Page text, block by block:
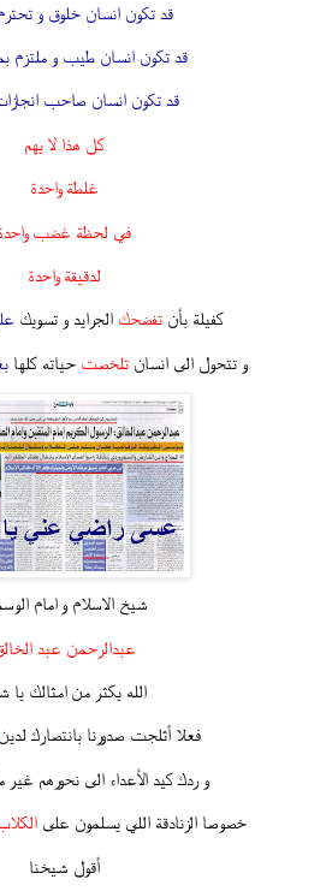
قد تكون انسان خلوق و
قد تكون انسان طيب و ملتزم
قد تكون انسان صاحب
كل هذا لا يهم
غلطة واحدة
في لحظة غضب
لدقيقة واحدة
كفيلة بأنتفضحك الجرايد و تسويك
و تتحول الى انسانتلخصت حياته كلها
شيخ الاسلام و امام
عبدالرحمن عبد
الله يكثر من امثالك يا
فعلا أثلجت صدورنا بانتصارك لدين
و ردك كيد الأعداء الى نحورهم
خصوصا الزنادقة اللي يسلمون على
أقول شيخنا